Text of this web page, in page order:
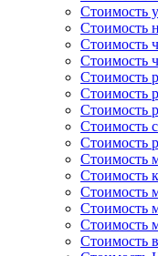
Стоимость
Стоимость
Стоимость
Стоимость
Стоимость
Стоимость
Стоимость
Стоимость
Стоимость
Стоимость
Стоимость
Стоимость
Стоимость
Стоимость
Стоимость